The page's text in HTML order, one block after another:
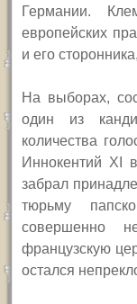
Германии.
европейских
и его
На выборах,
один из
количества
Иннокентий XI
забрал
тюрьму
совершенно
французскую
остался